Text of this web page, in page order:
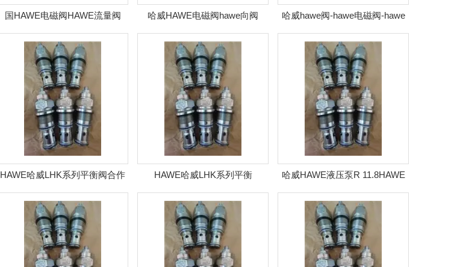
国HAWE电磁阀HAWE流量阀
HAWE向阀
哈威HAWE电磁阀hawe向阀
HAWE截止阀
哈威hawe阀-hawe电磁阀-hawe
液压阀
HAWE哈威LHK系列平衡阀合作
商
HAWE哈威LHK系列平衡
阀|hawe
哈威HAWE液压泵R 11.8HAWE
径向柱塞泵